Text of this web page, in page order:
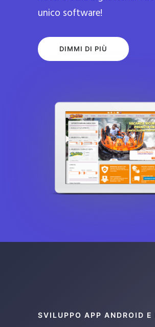
unico software!
DIMMI DI PIÙ
SVILUPPO APP ANDROID E